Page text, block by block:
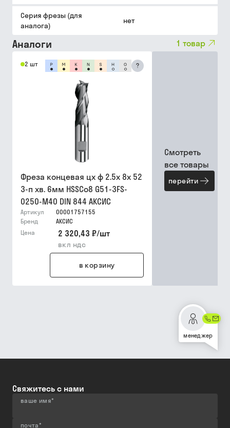
Серия фрезы (для
аналога)
нет
Аналоги 1 товар
2 шт ?
Фреза концевая цх ф 2.5х 8х 52
3-п хв. 6мм HSSCo8 G51-3FS-
0250-M40 DIN 844 АКСИС
Артикул
00001757155
Бренд
АКСИС
Цена
2 320,43 ₽/шт
вкл ндс
в корзину
Смотреть
все товары
перейти
менеджер
Свяжитесь с нами
ваше имя*
почта*